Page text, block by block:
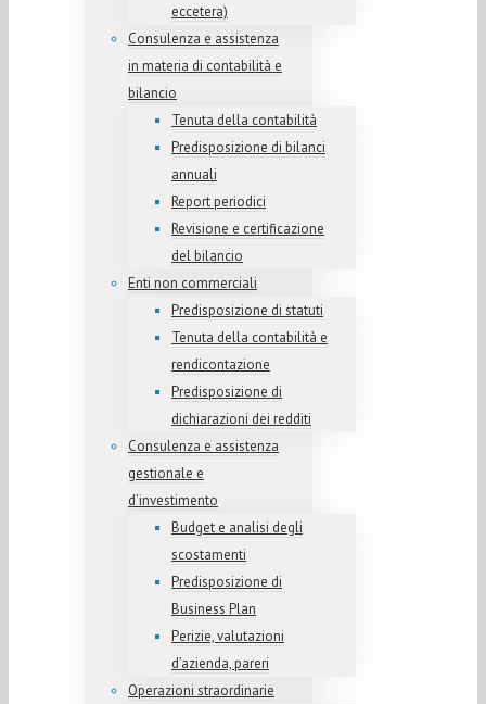
eccetera)
Consulenza e assistenza
in materia di contabilità e
bilancio
Tenuta della contabilità
Predisposizione di bilanci
annuali
Report periodici
Revisione e certificazione
del bilancio
Enti non commerciali
Predisposizione di statuti
Tenuta della contabilità e
rendicontazione
Predisposizione di
dichiarazioni dei redditi
Consulenza e assistenza
gestionale e
d’investimento
Budget e analisi degli
scostamenti
Predisposizione di
Business Plan
Perizie, valutazioni
d’azienda, pareri
Operazioni straordinarie